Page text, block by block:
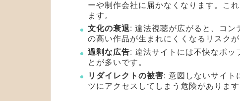
ーや制作会社に届かなくなります。こ
ます。
文化の衰退: 違法視聴が広がると、コン
の高い作品が生まれにくくなるリスクが
過剰な広告: 違法サイトには不快なポッ
とが多いです。
リダイレクトの被害: 意図しないサイト
ツにアクセスしてしまう危険があります